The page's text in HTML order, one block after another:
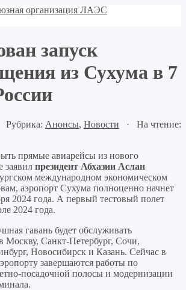
организация ЛАЭС
запуск
из Сухума в 7
Рубрика: Анонсы, Новости · На чтение:
прямые авиарейсы из нового
заявил президент Абхазии Аслан
международном экономическом
аэропорт Сухума полноценно начнет
2024 года. А первый тестовый полет
2024 года.
гавань будет обслуживать
Москву, Санкт-Петербург, Сочи,
Новосибирск и Казань. Сейчас в
завершаются работы по
посадочной полосы и модернизации